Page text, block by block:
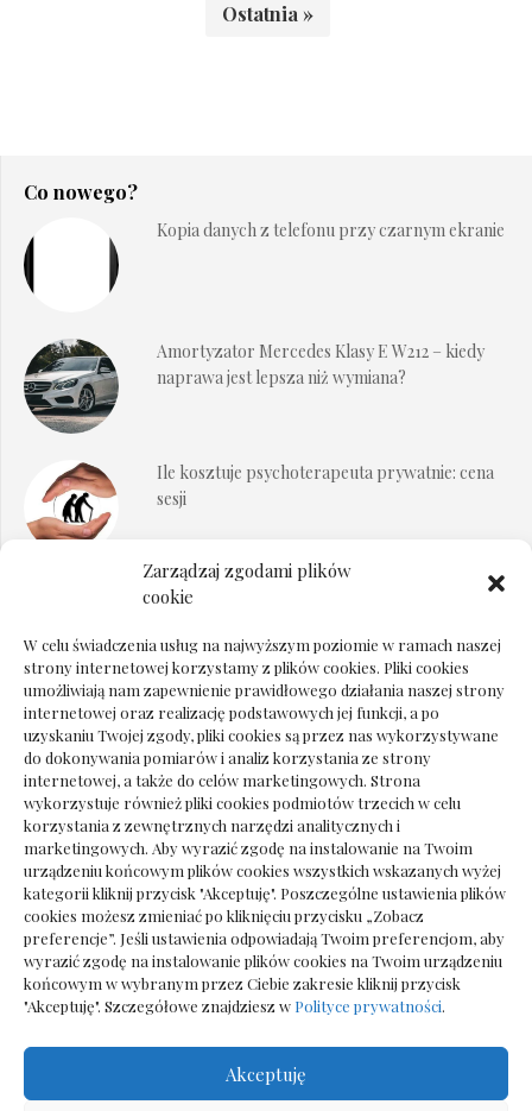
Zarządzaj zgodami plików
cookie
W celu świadczenia usług na najwyższym poziomie w ramach naszej
strony internetowej korzystamy z plików cookies. Pliki cookies
umożliwiają nam zapewnienie prawidłowego działania naszej strony
internetowej oraz realizację podstawowych jej funkcji, a po
uzyskaniu Twojej zgody, pliki cookies są przez nas wykorzystywane
do dokonywania pomiarów i analiz korzystania ze strony
internetowej, a także do celów marketingowych. Strona
wykorzystuje również pliki cookies podmiotów trzecich w celu
korzystania z zewnętrznych narzędzi analitycznych i
marketingowych. Aby wyrazić zgodę na instalowanie na Twoim
urządzeniu końcowym plików cookies wszystkich wskazanych wyżej
kategorii kliknij przycisk "Akceptuję". Poszczególne ustawienia plików
cookies możesz zmieniać po kliknięciu przycisku „Zobacz
preferencje”. Jeśli ustawienia odpowiadają Twoim preferencjom, aby
wyrazić zgodę na instalowanie plików cookies na Twoim urządzeniu
końcowym w wybranym przez Ciebie zakresie kliknij przycisk
"Akceptuję". Szczegółowe znajdziesz w Polityce prywatności.
Akceptuję
Ostatnia »
Co nowego?
Kopia danych z telefonu przy czarnym ekranie
Amortyzator Mercedes Klasy E W212 – kiedy
naprawa jest lepsza niż wymiana?
Ile kosztuje psychoterapeuta prywatnie: cena
sesji
Dokumenty do odbioru przy zmianie biura
Deska podłogowa do salonu: jak wybrać bez
pośpiechu